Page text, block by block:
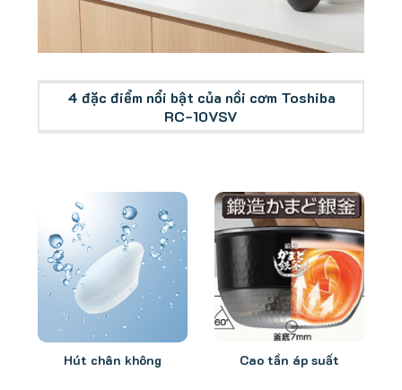
4 đặc điểm nổi bật của nồi cơm Toshiba
RC-10VSV
Hút chân không Cao tần áp suất